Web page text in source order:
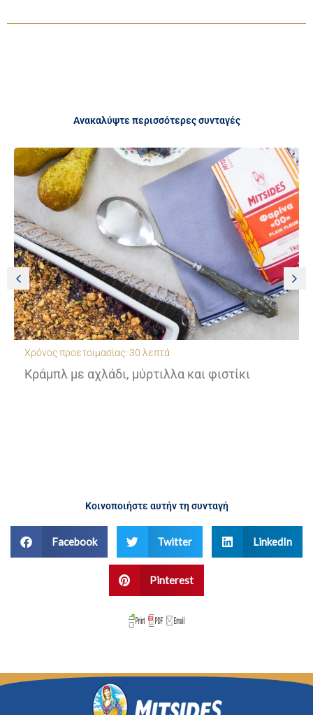
Ανακαλύψτε περισσότερες συνταγές
Χρόνος προετοιμασίας: 30 λεπτά
Κράμπλ με αχλάδι, μύρτιλλα και φιστίκι
Κοινοποιήστε αυτήν τη συνταγή
Facebook Twitter LinkedIn
Pinterest